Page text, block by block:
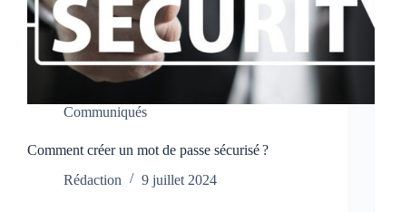
Communiqués
Comment créer un mot de passe sécurisé ?
Rédaction
9 juillet 2024